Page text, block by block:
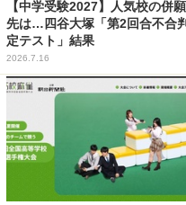
【中学受験2027】人気校の併願
先は…四谷大塚「第2回合不合判
定テスト」結果
2026.7.16